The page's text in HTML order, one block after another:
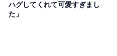
ハグしてくれて可愛すぎまし
た」